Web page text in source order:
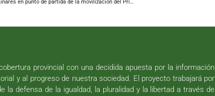
provincial con una decidida apuesta por la información
y al progreso de nuestra sociedad. El proyecto trabajará por
la defensa de la igualdad, la pluralidad y la libertad a través de